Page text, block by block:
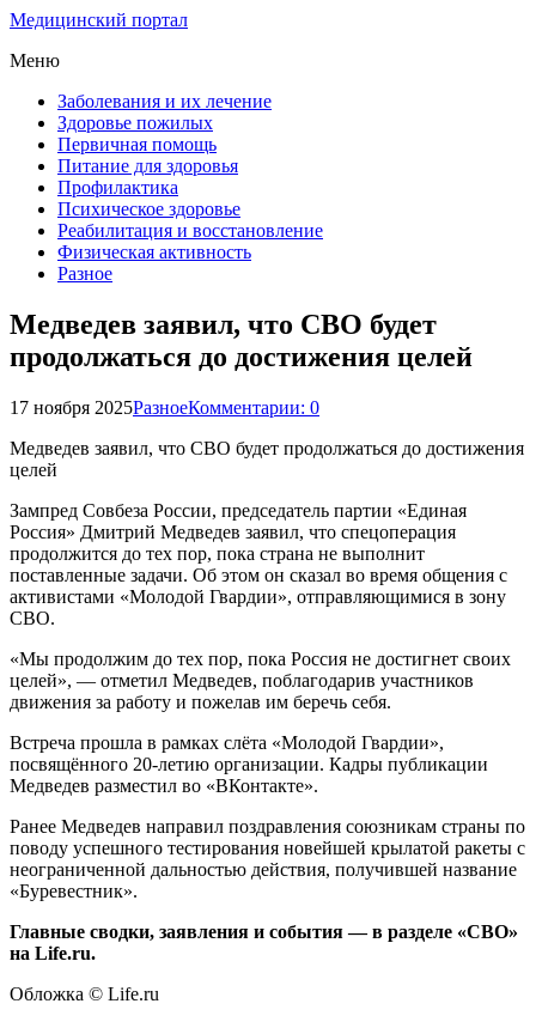
Медицинский портал
Меню
Заболевания и их лечение
Здоровье пожилых
Первичная помощь
Питание для здоровья
Профилактика
Психическое здоровье
Реабилитация и восстановление
Физическая активность
Разное
Медведев заявил, что СВО будет
продолжаться до достижения целей
17 ноября 2025РазноеКомментарии: 0
Медведев заявил, что СВО будет продолжаться до достижения
целей
Зампред Совбеза России, председатель партии «Единая
Россия» Дмитрий Медведев заявил, что спецоперация
продолжится до тех пор, пока страна не выполнит
поставленные задачи. Об этом он сказал во время общения с
активистами «Молодой Гвардии», отправляющимися в зону
СВО.
«Мы продолжим до тех пор, пока Россия не достигнет своих
целей», — отметил Медведев, поблагодарив участников
движения за работу и пожелав им беречь себя.
Встреча прошла в рамках слёта «Молодой Гвардии»,
посвящённого 20-летию организации. Кадры публикации
Медведев разместил во «ВКонтакте».
Ранее Медведев направил поздравления союзникам страны по
поводу успешного тестирования новейшей крылатой ракеты с
неограниченной дальностью действия, получившей название
«Буревестник».
Главные сводки, заявления и события — в разделе «СВО»
на Life.ru.
Обложка © Life.ru